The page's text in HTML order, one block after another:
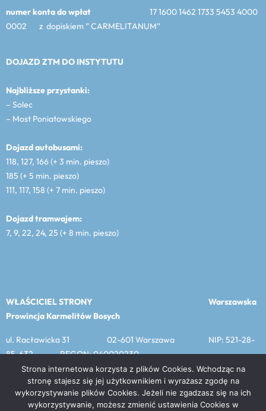
numer konta do wpłat 17 1600 1462 1733 5453 4000
0002 z dopiskiem ” CARMELITANUM”
DOJAZD ZTM DO INSTYTUTU
Najbliższe przystanki:
– Solec
– Most Poniatowskiego
Dojazd autobusami:
118, 127, 166 (+ 3 min. pieszo)
185 (+ 5 min. pieszo)
111, 117, 158 (+ 7 min. pieszo)
Dojazd tramwajem:
7, 9, 22, 24, 25 (+ 8 min. pieszo)
WŁAŚCICIEL STRONY Warszawska
Prowincja Karmelitów Bosych
ul. Racławicka 31 02-601 Warszawa NIP: 521-28-
85-632 REGON: 040020230
MENU
Strona internetowa korzysta z plików Cookies. Wchodząc na
stronę stajesz się jej użytkownikiem i wyrażasz zgodę na
wykorzystywanie plików Cookies. Jeżeli nie zgadzasz się na ich
wykorzystywanie, możesz zmienić ustawienia Cookies w